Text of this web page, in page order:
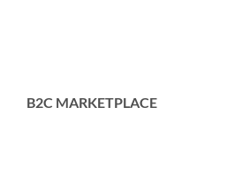
B2C MARKETPLACE